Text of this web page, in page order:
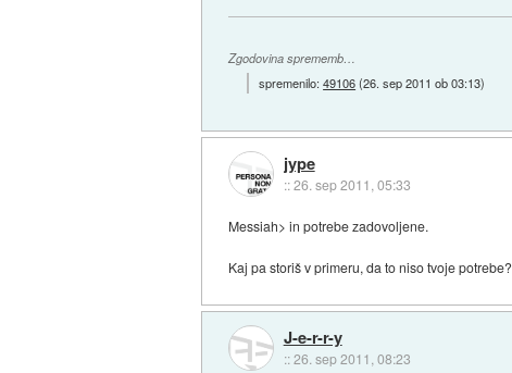
Zgodovina sprememb…
spremenilo:49106(26. sep 2011 ob 03:13)
jype
::26. sep 2011, 05:33
Messiah> in potrebe zadovoljene.
Kaj pa storiš v primeru, da to niso tvoje potrebe?
J-e-r-r-y
::26. sep 2011, 08:23